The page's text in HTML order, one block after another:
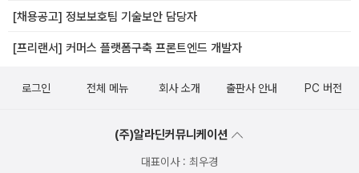
[채용공고] 정보보호팀 기술보안 담당자
[프리랜서] 커머스 플랫폼구축 프론트엔드 개발자
로그인 전체 메뉴 회사 소개 출판사 안내 PC 버전
(주)알라딘커뮤니케이션
대표이사 : 최우경